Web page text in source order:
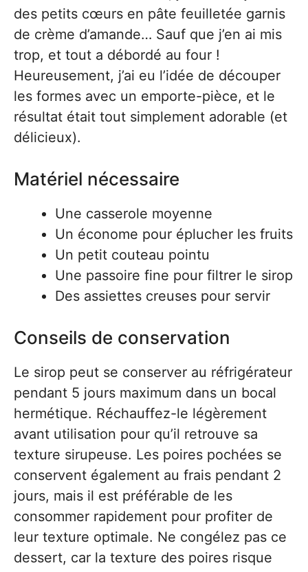
des petits cœurs en pâte feuilletée garnis
de crème d’amande… Sauf que j’en ai mis
trop, et tout a débordé au four !
Heureusement, j’ai eu l’idée de découper
les formes avec un emporte-pièce, et le
résultat était tout simplement adorable (et
délicieux).
Matériel nécessaire
Une casserole moyenne
Un économe pour éplucher les fruits
Un petit couteau pointu
Une passoire fine pour filtrer le sirop
Des assiettes creuses pour servir
Conseils de conservation
Le sirop peut se conserver au réfrigérateur
pendant 5 jours maximum dans un bocal
hermétique. Réchauffez-le légèrement
avant utilisation pour qu’il retrouve sa
texture sirupeuse. Les poires pochées se
conservent également au frais pendant 2
jours, mais il est préférable de les
consommer rapidement pour profiter de
leur texture optimale. Ne congélez pas ce
dessert, car la texture des poires risque